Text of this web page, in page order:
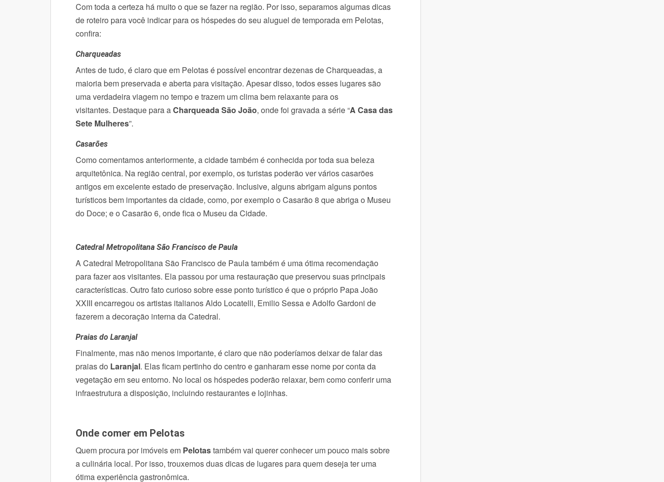
Com toda a certeza há muito o que se fazer na região. Por isso, separamos algumas dicas
de roteiro para você indicar para os hóspedes do seu aluguel de temporada em Pelotas,
confira:
Charqueadas
Antes de tudo, é claro que em Pelotas é possível encontrar dezenas de Charqueadas, a
maioria bem preservada e aberta para visitação. Apesar disso, todos esses lugares são
uma verdadeira viagem no tempo e trazem um clima bem relaxante para os
visitantes. Destaque para aCharqueada São João, onde foi gravada a série “A Casa das
Sete Mulheres”.
Casarões
Como comentamos anteriormente, a cidade também é conhecida por toda sua beleza
arquitetônica. Na região central, por exemplo, os turistas poderão ver vários casarões
antigos em excelente estado de preservação. Inclusive, alguns abrigam alguns pontos
turísticos bem importantes da cidade, como, por exemplo o Casarão 8 que abriga o Museu
do Doce; e o Casarão 6, onde fica o Museu da Cidade.
Catedral Metropolitana São Francisco de Paula
A Catedral Metropolitana São Francisco de Paula também é uma ótima recomendação
para fazer aos visitantes. Ela passou por uma restauração que preservou suas principais
características. Outro fato curioso sobre esse ponto turístico é que o próprio Papa João
XXIII encarregou os artistas italianos Aldo Locatelli, Emilio Sessa e Adolfo Gardoni de
fazerem a decoração interna da Catedral.
Praias do Laranjal
Finalmente, mas não menos importante, é claro que não poderíamos deixar de falar das
praias do Laranjal. Elas ficam pertinho do centro e ganharam esse nome por conta da
vegetação em seu entorno. No local os hóspedes poderão relaxar, bem como conferir uma
infraestrutura a disposição, incluindo restaurantes e lojinhas.
Onde comer em Pelotas
Quem procura por imóveis em Pelotastambém vai querer conhecer um pouco mais sobre
a culinária local. Por isso, trouxemos duas dicas de lugares para quem deseja ter uma
ótima experiência gastronômica.